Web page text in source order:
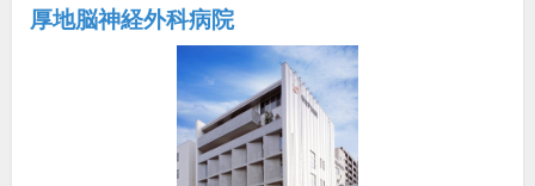
厚地脳神経外科病院